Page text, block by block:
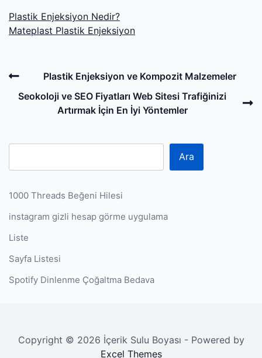
Plastik Enjeksiyon Nedir?
Mateplast Plastik Enjeksiyon
Post
navigation
Previous
Post
Plastik Enjeksiyon ve Kompozit Malzemeler
Seokoloji ve SEO Fiyatları Web Sitesi Trafiğinizi
Artırmak İçin En İyi Yöntemler
Ara
1000 Threads Beğeni Hilesi
instagram gizli hesap görme uygulama
Liste
Sayfa Listesi
Spotify Dinlenme Çoğaltma Bedava
Copyright © 2026 İçerik Sulu Boyası - Powered by
Excel Themes